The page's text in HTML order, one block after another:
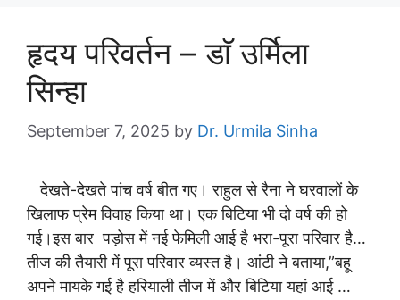
हृदय परिवर्तन – डाॅ उर्मिला
सिन्हा
September 7, 2025 by Dr. Urmila Sinha
देखते-देखते पांच वर्ष बीत गए। राहुल से रैना ने घरवालों के
खिलाफ प्रेम विवाह किया था। एक बिटिया भी दो वर्ष की हो
गई।इस बार पड़ोस में नई फेमिली आई है भरा-पूरा परिवार है…
तीज की तैयारी में पूरा परिवार व्यस्त है। आंटी ने बताया,”बहू
अपने मायके गई है हरियाली तीज में और बिटिया यहां आई …